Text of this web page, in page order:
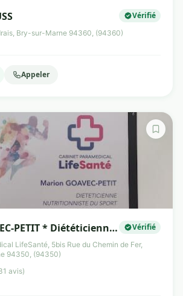
Vérifié
Bry-sur-Marne 94360, (94360)
Appeler
PETIT * Diététicienne
du Sport à Villiers-
Vérifié
LifeSanté, 5bis Rue du Chemin de Fer,
94350, (94350)
avis)